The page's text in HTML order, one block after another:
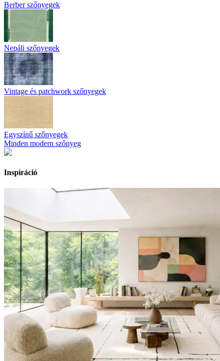
Berber szőnyegek
Nepáli szőnyegek
Vintage és patchwork szőnyegek
Egyszínű szőnyegek
Minden modern szőnyeg
Inspiráció